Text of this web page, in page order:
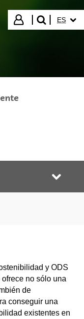
Iniciar sesión
buscar"
ES
y ODS
no sólo una
de
conseguir una
existentes en